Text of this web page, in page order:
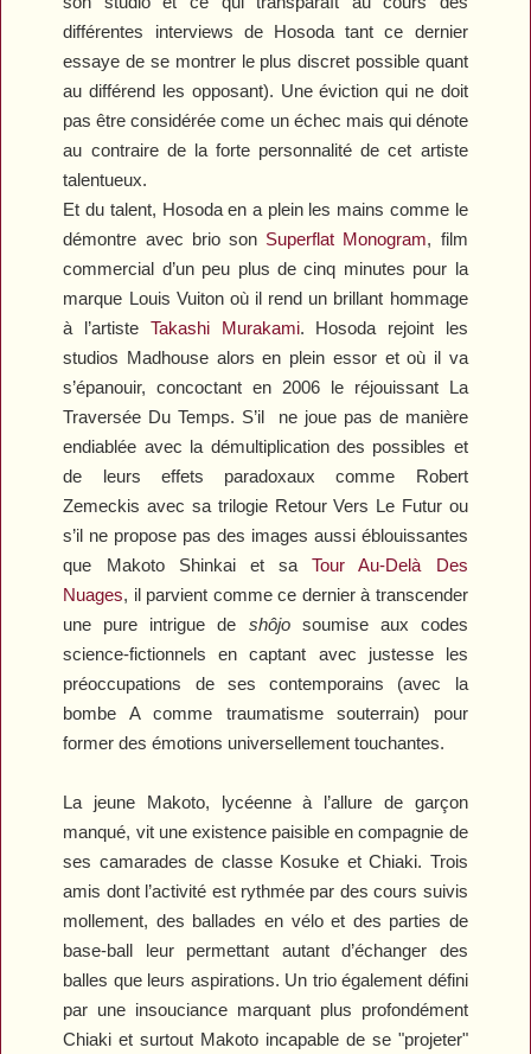
différentes interviews de Hosoda tant ce dernier
essaye de se montrer le plus discret possible quant
au différend les opposant). Une éviction qui ne doit
pas être considérée come un échec mais qui dénote
au contraire de la forte personnalité de cet artiste
talentueux.
Et du talent, Hosoda en a plein les mains comme le
démontre avec brio son Superflat Monogram, film
commercial d’un peu plus de cinq minutes pour la
marque Louis Vuiton où il rend un brillant hommage
à l’artiste Takashi Murakami. Hosoda rejoint les
studios Madhouse alors en plein essor et où il va
s’épanouir, concoctant en 2006 le réjouissant La
Traversée Du Temps. S’il
ne joue pas de manière
endiablée avec la démultiplication des possibles et
de leurs effets paradoxaux comme Robert
Zemeckis avec sa trilogie Retour Vers Le Futurou
s’il ne propose pas des images aussi éblouissantes
que Makoto Shinkai et saTour Au-Delà Des
Nuages, il parvient comme ce dernier à transcender
une pure intrigue de shôjosoumise aux codes
science-fictionnels en captant avec justesse les
préoccupations de ses contemporains (avec la
bombe A comme traumatisme souterrain) pour
former des émotions universellement touchantes.
La jeune Makoto, lycéenne à l’allure de garçon
manqué, vit une existence paisible en compagnie de
ses camarades de classe Kosuke et Chiaki. Trois
amis dont l’activité est rythmée par des cours suivis
mollement, des ballades en vélo et des parties de
base-ball leur permettant autant d’échanger des
balles que leurs aspirations. Un trio également défini
par une insouciance marquant plus profondément
Chiaki et surtout Makoto incapable de se "projeter"